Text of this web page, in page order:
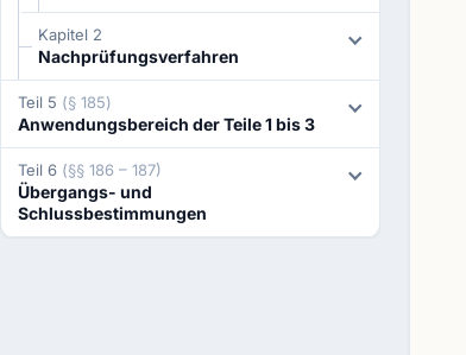
Kapitel 2
Nachprüfungsverfahren
Teil 5 (§ 185)
Anwendungsbereich der Teile 1 bis 3
Teil 6 (§§ 186 – 187)
Übergangs- und
Schlussbestimmungen